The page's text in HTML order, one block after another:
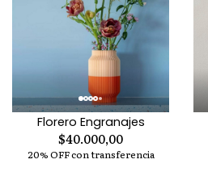
Florero Engranajes
$40.000,00
20% OFF con transferencia